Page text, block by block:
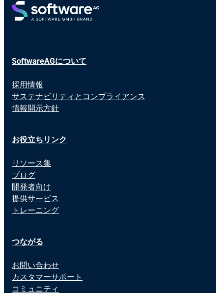
SoftwareAGについて
採用情報
サステナビリティとコンプライアンス
情報開示方針
お役立ちリンク
リソース集
ブログ
開発者向け
提供サービス
トレーニング
つながる
お問い合わせ
カスタマーサポート
コミュニティ